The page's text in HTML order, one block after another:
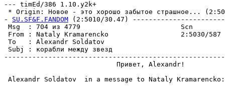
--- timEd/386 1.10.y2k+
* Origin: Новое - это хорошо забытое стpашное...
- SU.SF&F.FANDOM (2:5010/30.47)
Msg  : 704 из 4779                         Scn
From : Nataly Kramarencko                  2:5030/587
To   : Alexandr Soldatov
Subj : корабли между звезд
                            Привет, Alexandr!
Alexandr Soldatov  in a message to Nataly Kramarencko: